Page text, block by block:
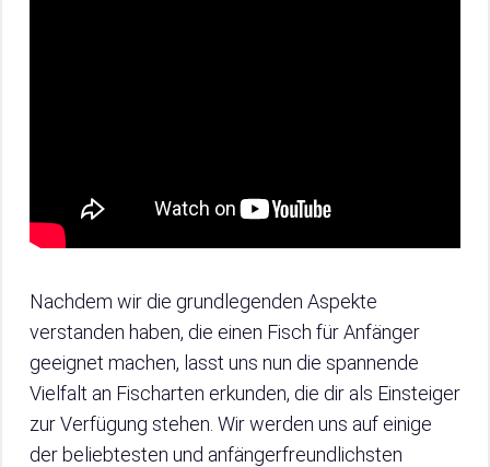
Nachdem wir die grundlegenden Aspekte
verstanden haben, die einen Fisch für Anfänger
geeignet machen, lasst uns nun die spannende
Vielfalt an Fischarten erkunden, die dir als Einsteiger
zur Verfügung stehen. Wir werden uns auf einige
der beliebtesten und anfängerfreundlichsten